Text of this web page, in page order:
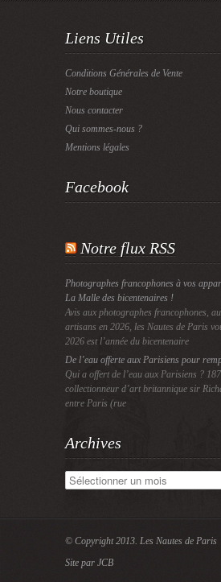
Liens Utiles
Conditions Générales de Vente
Notre boutique
Nous contacter
Qui sommes-nous ?
Mentions légales
Facebook
Notre flux RSS
Photographes francophones à vos
La Malle des bicentenaires !
Avis aux photographes francophones,
artisans en 2026, les Nautes de Paris
2026 est l’année du bicentenaire
De l’eau offerte aux Parisiens pour
Qui a offert de l’eau aux Parisiens ?
collectionneur d’art britannique sir
entre Paris (rue
Archives
Archives
© Copyright 2013. Les Nautes de Paris
Site par JCB